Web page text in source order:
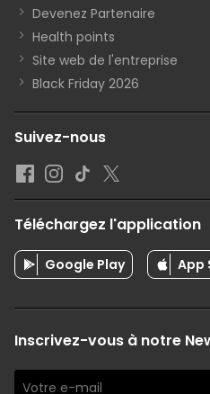
Devenez Partenaire
Health points
Site web de l'entreprise
Black Friday 2026
Suivez-nous
Téléchargez l'application
Google Play App
Inscrivez-vous à notre